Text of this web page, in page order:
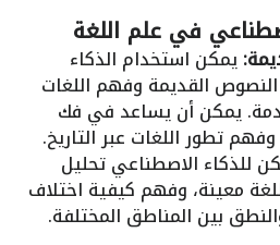
في علم اللغة
يمكن استخدام الذكاء
القديمة وفهم اللغات
يمكن أن يساعد في فك
وفهم تطور اللغات عبر التاريخ.
للذكاء الاصطناعي تحليل
معينة، وفهم كيفية اختلاف
بين المناطق المختلفة.